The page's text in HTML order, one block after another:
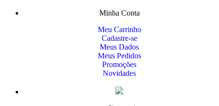
Minha Conta
Meu Carrinho
Cadastre-se
Meus Dados
Meus Pedidos
Promoções
Novidades